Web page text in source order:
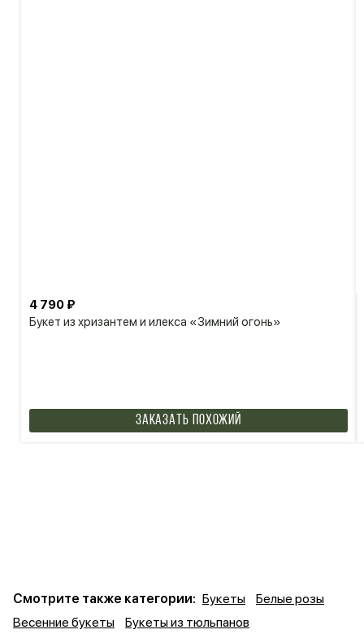
Букет из хризантем и илекса «Зимний огонь»
4 790 ₽
Заказать похожий
Смотрите также категории: Букеты
Белые розы
Весенние букеты
Букеты из тюльпанов